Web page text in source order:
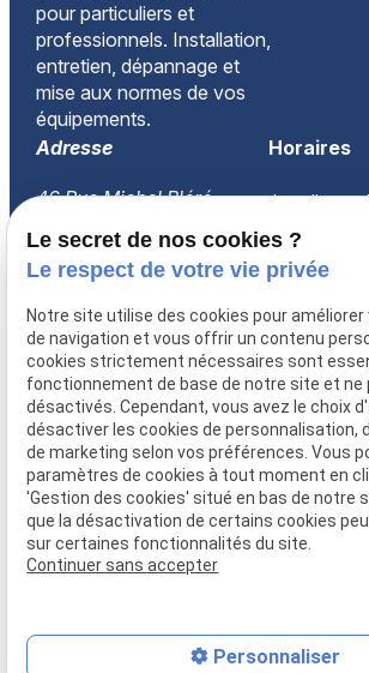
pour particuliers et
professionnels. Installation,
entretien, dépannage et
mise aux normes de vos
équipements.
Adresse
46 Rue Michel Bléré
60260 LAMORLAYE
Horaires
Lundi-
08:30-18:00
Accueil
Qui sommes-nous ?
Prestations
FAQ
Actualités
Recrutement
Devis
Contact
Le secret de nos cookies ?
Le respect de votre vie privée
Notre site utilise des cookies pour
de navigation et vous offrir un contenu
cookies strictement nécessaires sont
fonctionnement de base de notre site et ne
désactivés. Cependant, vous avez le choix
désactiver les cookies de personnalisation,
de marketing selon vos préférences. Vous
paramètres de cookies à tout moment en
'Gestion des cookies' situé en bas de notre
que la désactivation de certains cookies
sur certaines fonctionnalités du site.
Continuer sans accepter
Personnaliser